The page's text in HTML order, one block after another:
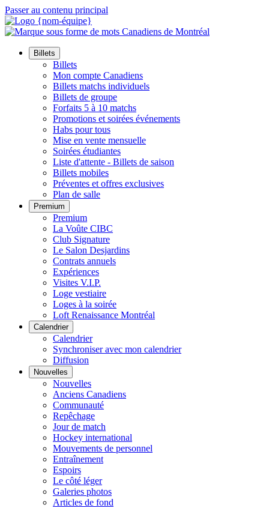
Passer au contenu principal
Billets
Billets
Mon compte Canadiens
Billets matchs individuels
Billets de groupe
Forfaits 5 à 10 matchs
Promotions et soirées événements
Habs pour tous
Mise en vente mensuelle
Soirées étudiantes
Liste d'attente - Billets de saison
Billets mobiles
Préventes et offres exclusives
Plan de salle
Premium
Premium
La Voûte CIBC
Club Signature
Le Salon Desjardins
Contrats annuels
Expériences
Visites V.I.P.
Loge vestiaire
Loges à la soirée
Loft Renaissance Montréal
Calendrier
Calendrier
Synchroniser avec mon calendrier
Diffusion
Nouvelles
Nouvelles
Anciens Canadiens
Communauté
Repêchage
Jour de match
Hockey international
Mouvements de personnel
Entraînement
Espoirs
Le côté léger
Galeries photos
Articles de fond